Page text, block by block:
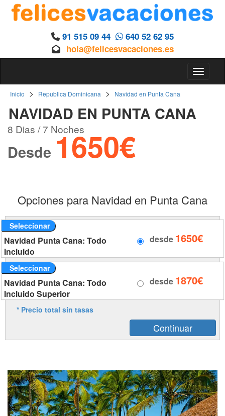
91 515 09 44
640 52 62 95
hola@felicesvacaciones.es
Inicio > Republica Dominicana > Navidad en Punta Cana
NAVIDAD EN PUNTA CANA
8 Dias / 7 Noches
Desde 1650€
Opciones para Navidad en Punta Cana
Seleccionar
Navidad Punta Cana: Todo
Incluido
desde 1650€
Seleccionar
Navidad Punta Cana: Todo
Incluido Superior
desde 1870€
* Precio total sin tasas